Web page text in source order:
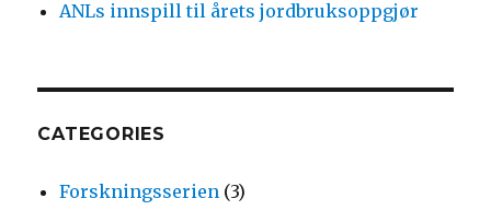
ANLs innspill til årets jordbruksoppgjør
CATEGORIES
Forskningsserien (3)